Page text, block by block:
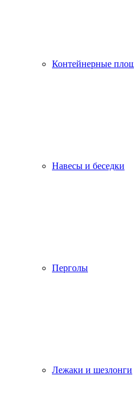
Контейнерные
Навесы и беседки
Перголы
Лежаки и шезлонги